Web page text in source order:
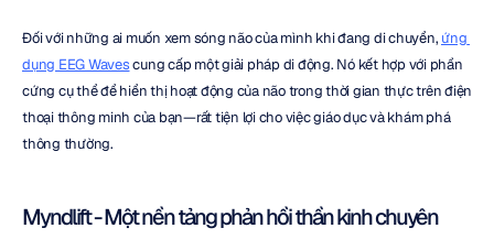
Đối với những ai muốn xem sóng não của mình khi đang di chuyển, ứng
dụng EEG Waves cung cấp một giải pháp di động. Nó kết hợp với phần
cứng cụ thể để hiển thị hoạt động của não trong thời gian thực trên điện
thoại thông minh của bạn—rất tiện lợi cho việc giáo dục và khám phá
thông thường.
Myndlift - Một nền tảng phản hồi thần kinh chuyên